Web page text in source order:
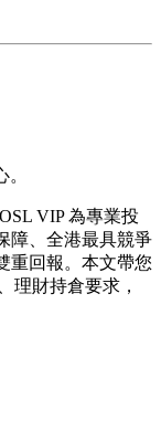
VIP 為專業投
障、全港最具競爭
重回報。本文帶您
理財持倉要求，